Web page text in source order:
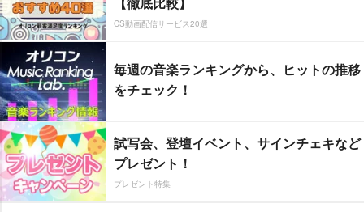
CS動画配信サービス20選
毎週の音楽ランキングから、ヒットの推移
をチェック！
試写会、登壇イベント、サインチェキなど
プレゼント！
プレゼント特集